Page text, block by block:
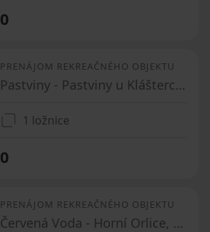
0
PRENÁJOM REKREAČNÉHO OBJEKTU
Pastviny - Pastviny u Klášterce nad Orlicí, Pardubický kraj
1 ložnice
0
PRENÁJOM REKREAČNÉHO OBJEKTU
Červená Voda - Horní Orlice, Pardubický kraj